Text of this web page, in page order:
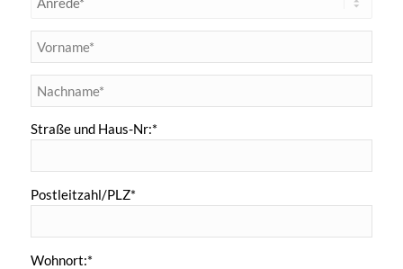
Straße und Haus-Nr:*
Postleitzahl/PLZ*
Wohnort:*